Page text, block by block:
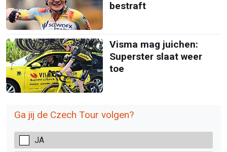
bestraft
Visma mag juichen:
Superster slaat weer
toe
Ga jij de Czech Tour volgen?
JA